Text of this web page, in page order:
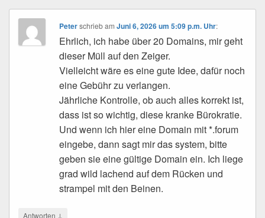
Peter schriebamJuni 6, 2026 um 5:09 p.m. Uhr:
Ehrlich, ich habe über 20 Domains, mir geht
dieser Müll auf den Zeiger.
Vielleicht wäre es eine gute Idee, dafür noch
eine Gebühr zu verlangen.
Jährliche Kontrolle, ob auch alles korrekt ist,
dass ist so wichtig, diese kranke Bürokratie.
Und wenn ich hier eine Domain mit *.forum
eingebe, dann sagt mir das system, bitte
geben sie eine gültige Domain ein. Ich liege
grad wild lachend auf dem Rücken und
strampel mit den Beinen.
Antworten ↓